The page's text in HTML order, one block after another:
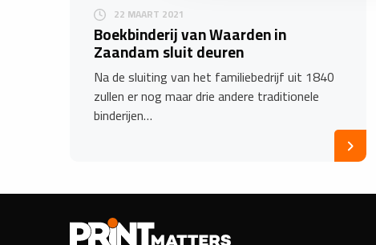
22 MAART 2021
Boekbinderij van Waarden in
Zaandam sluit deuren
Na de sluiting van het familiebedrijf uit 1840
zullen er nog maar drie andere traditionele
binderijen…